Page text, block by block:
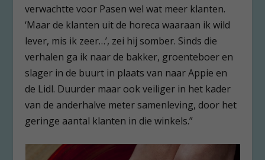
verwachtte voor Pasen wel wat meer klanten.
‘Maar de klanten uit de horeca waaraan ik wild
lever, mis ik zeer…’, zei hij somber. Sinds die
verhalen ga ik naar de bakker, groenteboer en
slager in de buurt in plaats van naar Appie en
de Lidl. Duurder maar ook veiliger in het kader
van de anderhalve meter samenleving, door het
geringe aantal klanten in die winkels.”